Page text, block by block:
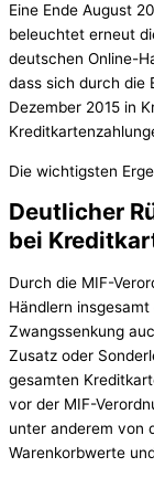
Eine Ende August
beleuchtet erneut
deutschen Online-
dass sich durch die
Dezember 2015 in
Die wichtigsten
Deutlicher
bei
Durch die MIF-
Händlern
Zwangssenkung
Zusatz oder
gesamten
vor der MIF-
unter anderem von
Warenkorbwerte